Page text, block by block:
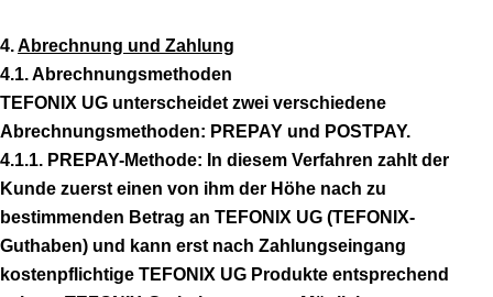
4.Abrechnung und Zahlung
4.1. Abrechnungsmethoden
TEFONIX UG unterscheidet zwei verschiedene
Abrechnungsmethoden: PREPAY und POSTPAY.
4.1.1. PREPAY-Methode: In diesem Verfahren zahlt der
Kunde zuerst einen von ihm der Höhe nach zu
bestimmenden Betrag an TEFONIX UG (TEFONIX-
Guthaben) und kann erst nach Zahlungseingang
kostenpflichtige TEFONIX UG Produkte entsprechend